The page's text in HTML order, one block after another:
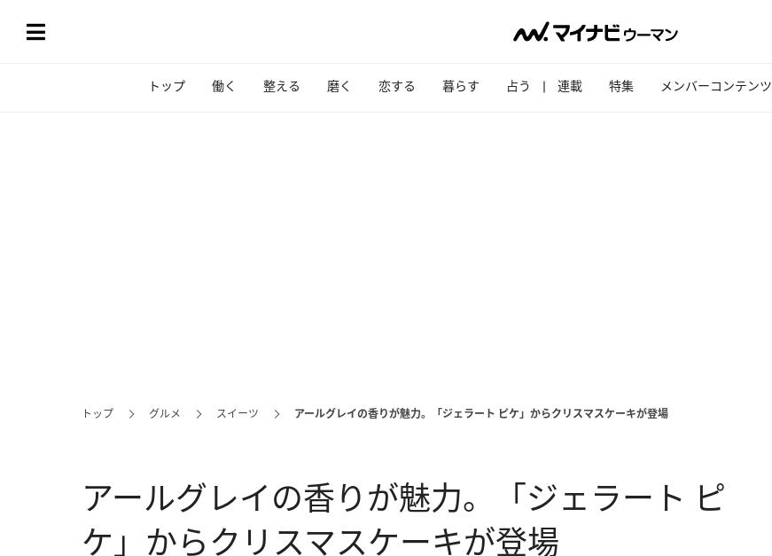
トップ 働く 整える 磨く 恋する 暮らす 占う 連載 特集 メンバーコンテンツ
トップ グルメ スイーツ アールグレイの香りが魅力。「ジェラート ピケ」からクリスマスケーキが登場
アールグレイの香りが魅力。「ジェラート ピ
ケ」からクリスマスケーキが登場